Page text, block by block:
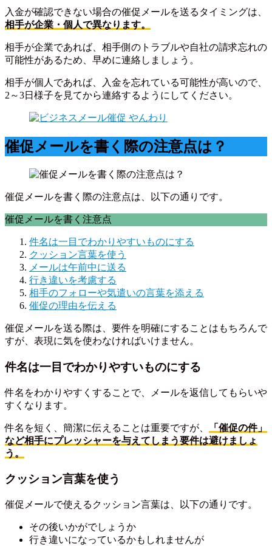
入金が確認できない場合の催促メールを送るタイミングは、
相手が企業・個人で異なります。
相手が企業であれば、相手側のトラブルや自社の請求忘れの
可能性があるため、早めに連絡しましょう。
相手が個人であれば、入金を忘れている可能性が高いので、
2～3日様子を見てから連絡するようにしてください。
催促メールを書く際の注意点は？
催促メールを書く際の注意点は、以下の通りです。
催促メールを書く注意点
件名は一目でわかりやすいものにする
クッション言葉を使う
メールは午前中に送る
行き違いを考慮する
相手のフォローや気遣いの言葉を添える
催促の理由を伝える
催促メールを送る際は、要件を明確にすることはもちろんで
すが、表現に気を使わなければいけません。
件名は一目でわかりやすいものにする
件名をわかりやすくすることで、メールを返信してもらいや
すくなります。
件名を短く、簡潔に伝えることは重要ですが、
「催促の件」
など相手にプレッシャーを与えてしまう要件は避けましょ
う。
クッション言葉を使う
催促メールで使えるクッション言葉は、以下の通りです。
その後いかがでしょうか
行き違いになっているかもしれませんが